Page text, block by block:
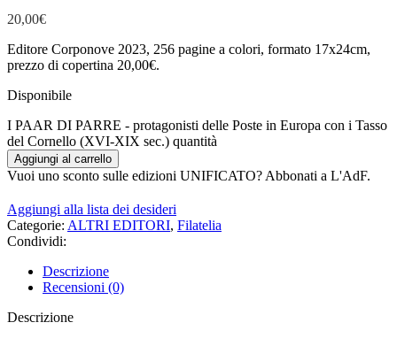
20,00€
Editore Corponove 2023, 256 pagine a colori, formato 17x24cm,
prezzo di copertina 20,00€.
Disponibile
I PAAR DI PARRE - protagonisti delle Poste in Europa con i Tasso
del Cornello (XVI-XIX sec.) quantità
Aggiungi al carrello
Vuoi uno sconto sulle edizioni UNIFICATO? Abbonati a L'AdF.
Aggiungi alla lista dei desideri
Categorie: ALTRI EDITORI, Filatelia
Condividi:
Descrizione
Recensioni (0)
Descrizione